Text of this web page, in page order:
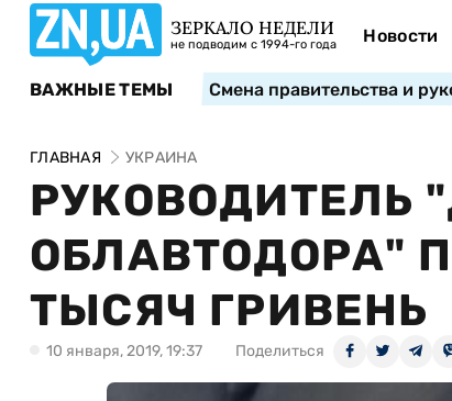
ЗЕРКАЛО НЕДЕЛИ
не подводим с 1994-го года Новости
ВАЖНЫЕ ТЕМЫ Смена правительства и
ГЛАВНАЯ УКРАИНА
РУКОВОДИТЕЛЬ
ОБЛАВТОДОРА"
ТЫСЯЧ ГРИВЕНЬ
10 января, 2019, 19:37 Поделиться